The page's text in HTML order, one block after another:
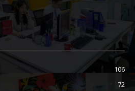
106
72